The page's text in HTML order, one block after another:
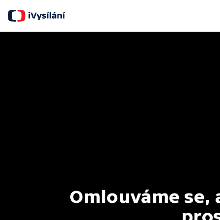
Omlouváme se,